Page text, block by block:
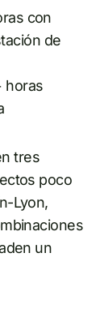
con
de
horas
tres
poco
Lyon,
un